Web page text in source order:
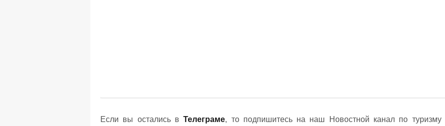
Если вы остались вТелеграме, то подпишитесь на наш Новостной канал по туризму